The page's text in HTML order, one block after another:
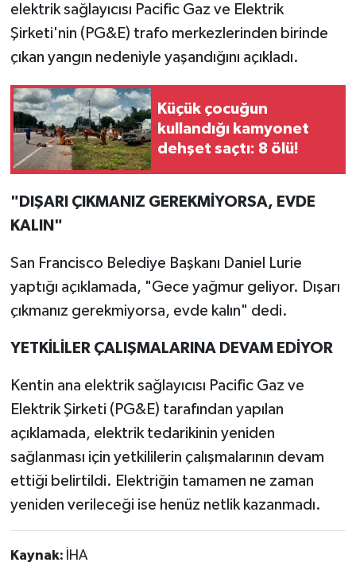
elektrik sağlayıcısı Pacific Gaz ve Elektrik
Şirketi'nin (PG&E) trafo merkezlerinden birinde
çıkan yangın nedeniyle yaşandığını açıkladı.
Küçük çocuğun
kullandığı kamyonet
dehşet saçtı: 8 ölü!
"DIŞARI ÇIKMANIZ GEREKMİYORSA, EVDE
KALIN"
San Francisco Belediye Başkanı Daniel Lurie
yaptığı açıklamada, "Gece yağmur geliyor. Dışarı
çıkmanız gerekmiyorsa, evde kalın" dedi.
YETKİLİLER ÇALIŞMALARINA DEVAM EDİYOR
Kentin ana elektrik sağlayıcısı Pacific Gaz ve
Elektrik Şirketi (PG&E) tarafından yapılan
açıklamada, elektrik tedarikinin yeniden
sağlanması için yetkililerin çalışmalarının devam
ettiği belirtildi. Elektriğin tamamen ne zaman
yeniden verileceği ise henüz netlik kazanmadı.
Kaynak: İHA